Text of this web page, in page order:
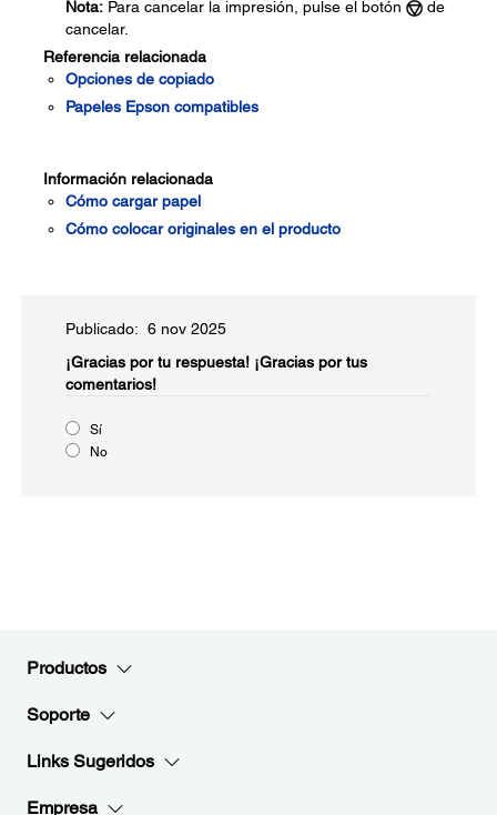
Nota: Para cancelar la impresión, pulse el botón
de
cancelar.
Referencia relacionada
Opciones de copiado
Papeles Epson compatibles
Información relacionada
Cómo cargar papel
Cómo colocar originales en el producto
Publicado: 6 nov 2025
¡Gracias por tu respuesta! ¡Gracias por tus
comentarios!
Sí
No
Productos
Soporte
Links Sugeridos
Empresa